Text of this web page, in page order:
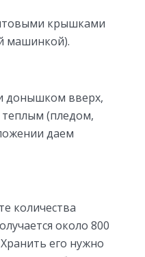
крышками
машинкой).
донышком вверх,
(пледом,
даем
количества
около 800
его нужно